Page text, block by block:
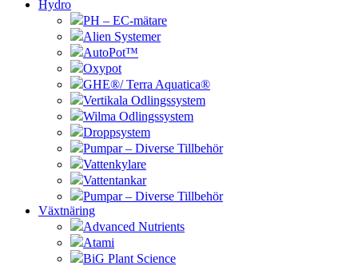
Hydro
PH – EC-mätare
Alien Systemer
AutoPot™
Oxypot
GHE®/ Terra Aquatica®
Vertikala Odlingssystem
Wilma Odlingssystem
Droppsystem
Pumpar – Diverse Tillbehör
Vattenkylare
Vattentankar
Pumpar – Diverse Tillbehör
Växtnäring
Advanced Nutrients
Atami
BiG Plant Science